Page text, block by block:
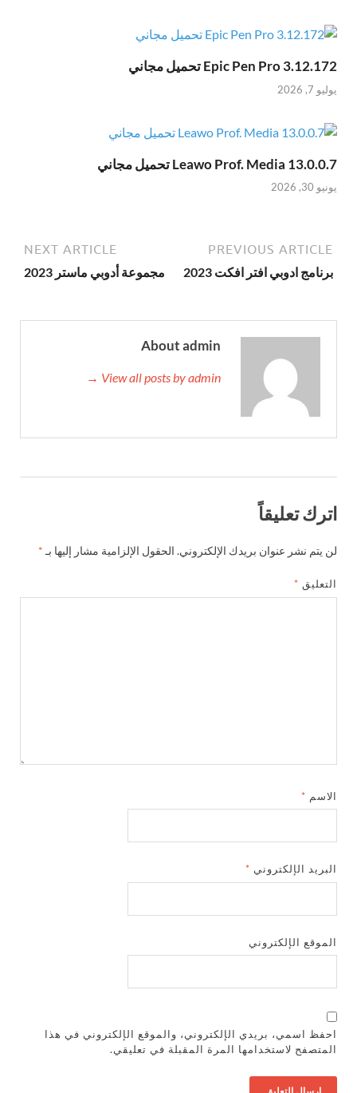
Epic Pen Pro 3.12.172 تحميل مجاني
يوليو 7, 2026
Leawo Prof. Media 13.0.0.7 تحميل مجاني
يونيو 30, 2026
PREVIOUS ARTICLE
برنامج ادوبي افتر افكت 2023
NEXT ARTICLE
مجموعة أدوبي ماستر 2023
About admin
View all posts by admin →
اترك تعليقاً
لن يتم نشر عنوان بريدك الإلكتروني. الحقول الإلزامية مشار إليها بـ *
التعليق *
الاسم *
البريد الإلكتروني *
الموقع الإلكتروني
احفظ اسمي، بريدي الإلكتروني، والموقع الإلكتروني في هذا
المتصفح لاستخدامها المرة المقبلة في تعليقي.